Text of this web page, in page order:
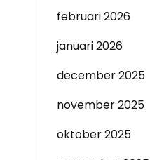
februari 2026
januari 2026
december 2025
november 2025
oktober 2025